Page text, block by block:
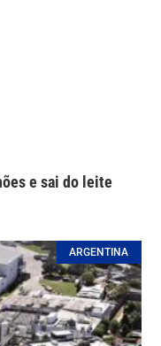
e sai do leite
ARGENTINA